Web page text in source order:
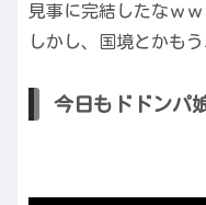
見事に完結したなｗ
しかし、国境とかも
今日もドドンパ